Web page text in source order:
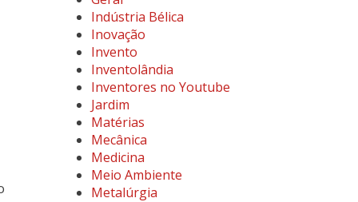
Indústria Bélica
Inovação
Invento
Inventolândia
Inventores no Youtube
Jardim
Matérias
Mecânica
Medicina
Meio Ambiente
Metalúrgia